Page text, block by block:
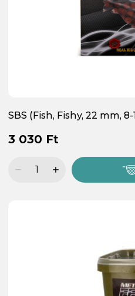
SBS (Fish, Fishy, 22 mm,
3 030 Ft